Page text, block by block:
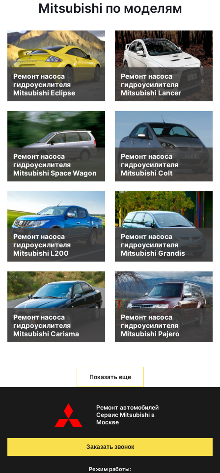
Mitsubishi по моделям
Ремонт насоса
гидроусилителя
Mitsubishi Eclipse
Ремонт насоса
гидроусилителя
Mitsubishi Lancer
Ремонт насоса
гидроусилителя
Mitsubishi Space Wagon
Ремонт насоса
гидроусилителя
Mitsubishi Colt
Ремонт насоса
гидроусилителя
Mitsubishi L200
Ремонт насоса
гидроусилителя
Mitsubishi Grandis
Ремонт насоса
гидроусилителя
Mitsubishi Carisma
Ремонт насоса
гидроусилителя
Mitsubishi Pajero
Показать еще
Ремонт автомобилей
Сервис Mitsubishi в
Москве
Режим работы:
Заказать звонок